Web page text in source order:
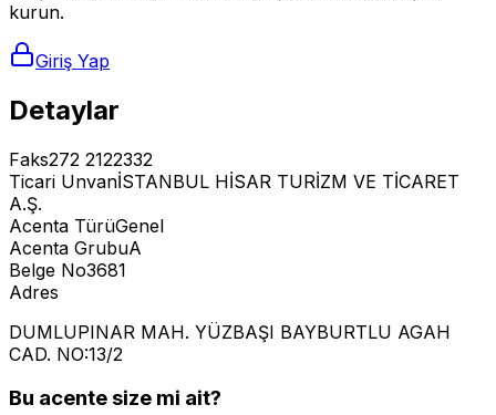
kurun.
Giriş Yap
Detaylar
Faks272 2122332
Ticari UnvanİSTANBUL HİSAR TURİZM VE TİCARET
A.Ş.
Acenta TürüGenel
Acenta GrubuA
Belge No3681
Adres
DUMLUPINAR MAH. YÜZBAŞI BAYBURTLU AGAH
CAD. NO:13/2
Bu acente size mi ait?